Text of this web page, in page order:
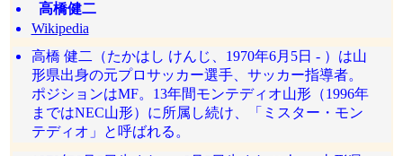
高橋健二
Wikipedia
高橋 健二（たかはし けんじ、1970年6月5日 - ）は山
形県出身の元プロサッカー選手、サッカー指導者。
ポジションはMF。13年間モンテディオ山形（1996年
まではNEC山形）に所属し続け、「ミスター・モン
テディオ」と呼ばれる。